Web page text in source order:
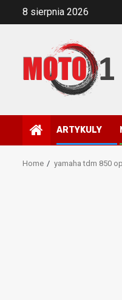
8 sierpnia 2026
ARTYKULY
Home yamaha tdm 850